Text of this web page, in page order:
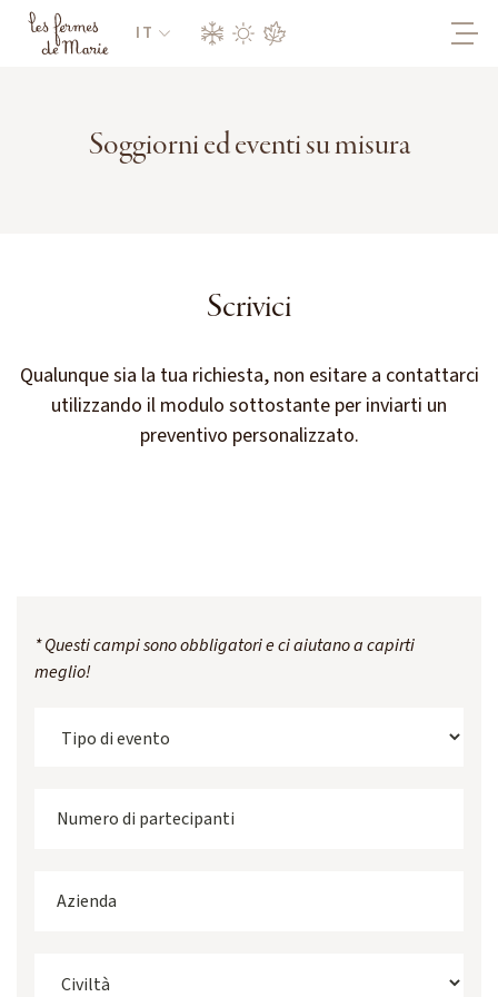
IT
Soggiorni ed eventi su misura
Scrivici
Qualunque sia la tua richiesta, non esitare a contattarci
utilizzando il modulo sottostante per inviarti un
preventivo personalizzato.
* Questi campi sono obbligatori e ci aiutano a capirti
meglio!